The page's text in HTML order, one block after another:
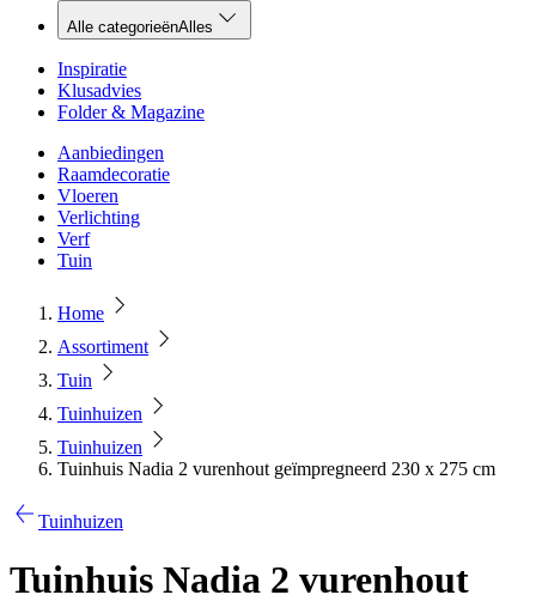
Alle categorieënAlles
Inspiratie
Klusadvies
Folder & Magazine
Aanbiedingen
Raamdecoratie
Vloeren
Verlichting
Verf
Tuin
Home
Assortiment
Tuin
Tuinhuizen
Tuinhuizen
Tuinhuis Nadia 2 vurenhout geïmpregneerd 230 x 275 cm
Tuinhuizen
Tuinhuis Nadia 2 vurenhout